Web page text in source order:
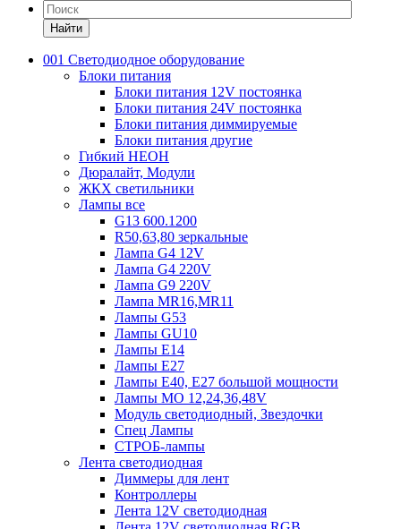
Найти
001 Светодиодное оборудование
Блоки питания
Блоки питания 12V постоянка
Блоки питания 24V постоянка
Блоки питания диммируемые
Блоки питания другие
Гибкий НЕОН
Дюралайт, Модули
ЖКХ светильники
Лампы все
G13 600.1200
R50,63,80 зеркальные
Лампа G4 12V
Лампа G4 220V
Лампа G9 220V
Лампа MR16,MR11
Лампы G53
Лампы GU10
Лампы Е14
Лампы Е27
Лампы Е40, Е27 большой мощности
Лампы МО 12,24,36,48V
Модуль светодиодный, Звездочки
Спец Лампы
СТРОБ-лампы
Лента светодиодная
Диммеры для лент
Контроллеры
Лента 12V светодиодная